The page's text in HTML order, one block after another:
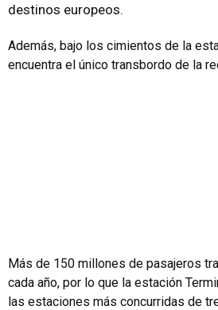
destinos europeos.
Además, bajo los cimientos de la
encuentra el único transbordo de la
Más de 150 millones de pasajeros
cada año, por lo que la estación
las estaciones más concurridas de